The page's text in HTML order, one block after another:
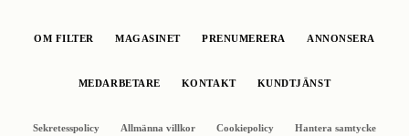
OM FILTER MAGASINET PRENUMERERA ANNONSERA
MEDARBETARE KONTAKT KUNDTJÄNST
Sekretesspolicy Allmänna villkor Cookiepolicy Hantera samtycke